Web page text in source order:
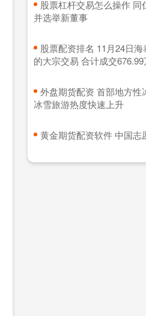
股票杠杆交易怎么操作
并选举新董事
股票配资排名 11月24日
的大宗交易 合计成交676.99
外盘期货配资 首部地方
冰雪旅游热度快速上升
黄金期货配资软件 中国